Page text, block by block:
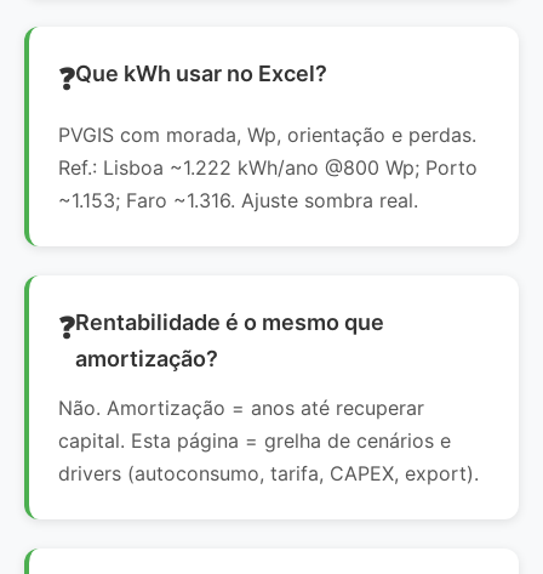
Que kWh usar no Excel?
PVGIS com morada, Wp, orientação e perdas.
Ref.: Lisboa ~1.222 kWh/ano @800 Wp; Porto
~1.153; Faro ~1.316. Ajuste sombra real.
Rentabilidade é o mesmo que
amortização?
Não. Amortização = anos até recuperar
capital. Esta página = grelha de cenários e
drivers (autoconsumo, tarifa, CAPEX, export).